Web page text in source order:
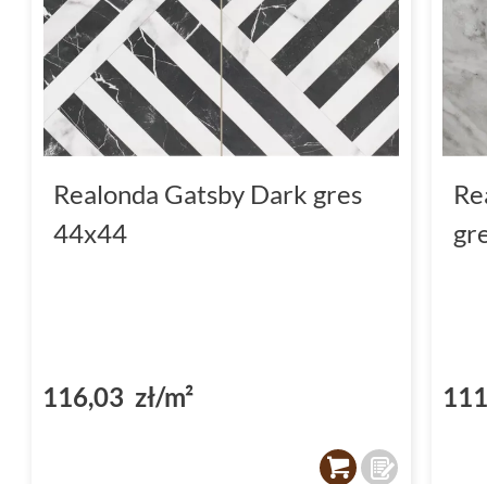
Realonda Gatsby Dark gres
44x44
116,03 zł/m²